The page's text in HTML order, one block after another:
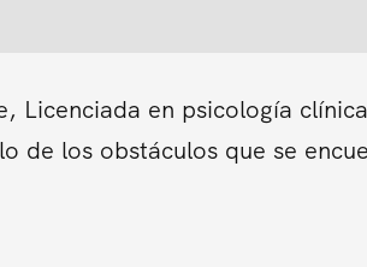
Licenciada en psicología
de los obstáculos que se